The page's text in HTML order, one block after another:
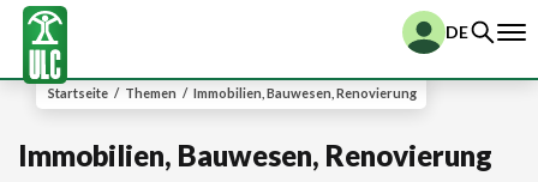
DE
Startseite / Themen / Immobilien, Bauwesen, Renovierung
Immobilien, Bauwesen, Renovierung